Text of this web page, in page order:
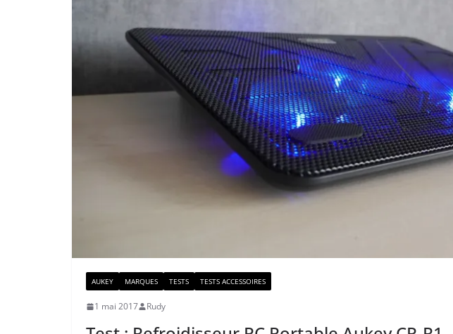
AUKEY MARQUES TESTS TESTS ACCESSOIRES
1 mai 2017 Rudy